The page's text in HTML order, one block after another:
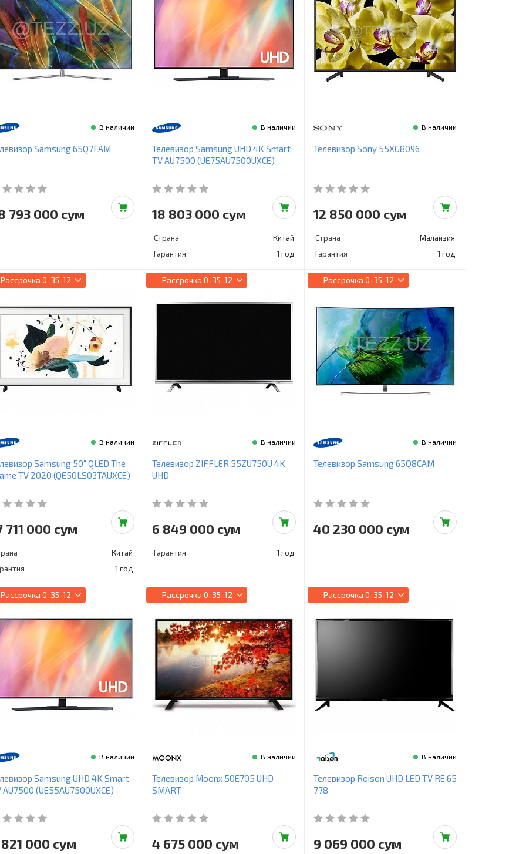
В наличии
Samsung 65Q7FAM
793 000 сум
В наличии
Телевизор Samsung UHD 4K Smart
TV AU7500 (UE75AU7500UXCE)
18 803 000 сум
Страна
Китай
Гарантия
1 год
В наличии
Телевизор Sony 55XG8096
12 850 000 сум
Страна
Малайзия
Гарантия
1 год
Рассрочка 0-35-12
В наличии
Samsung 50" QLED The
TV 2020 (QE50LS03TAUXCE)
711 000 сум
Китай
1 год
Рассрочка 0-35-12
В наличии
Телевизор ZIFFLER 55ZU750U 4K
UHD
6 849 000 сум
Гарантия 1 год
Рассрочка 0-35-12
В наличии
Телевизор Samsung 65Q8CAM
40 230 000 сум
Рассрочка 0-35-12
В наличии
Samsung UHD 4K Smart
AU7500 (UE55AU7500UXCE)
000 сум
Рассрочка 0-35-12
В наличии
Телевизор Moonx 50E705 UHD
SMART
4 675 000 сум
Рассрочка 0-35-12
В наличии
Телевизор Roison UHD LED TV RE 65
778
9 069 000 сум